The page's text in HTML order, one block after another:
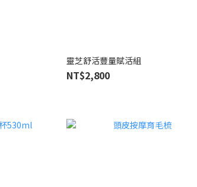
靈芝舒活豐量賦活組
NT$2,800